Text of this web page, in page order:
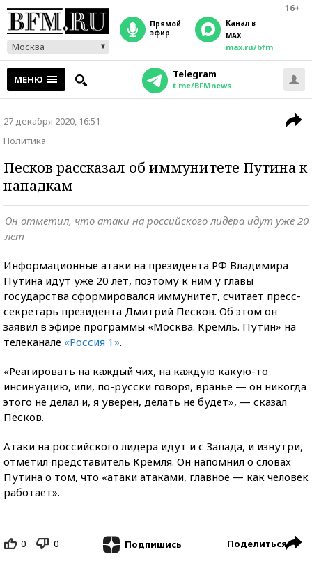
16+
Москва
прямой
эфир
Канал в
MAX
max.ru/bfm
МЕНЮ Telegram
t.me/BFMnews
27 декабря 2020, 16:51
Политика
Песков рассказал об иммунитете Путина к
нападкам
Он отметил, что атаки на российского лидера идут уже 20
лет
Информационные атаки на президента РФ Владимира
Путина идут уже 20 лет, поэтому к ним у главы
государства сформировался иммунитет, считает пресс-
секретарь президента Дмитрий Песков. Об этом он
заявил в эфире программы «Москва. Кремль. Путин» на
телеканале «Россия 1».
«Реагировать на каждый чих, на каждую какую-то
инсинуацию, или, по-русски говоря, вранье — он никогда
этого не делал и, я уверен, делать не будет», — сказал
Песков.
Атаки на российского лидера идут и с Запада, и изнутри,
отметил представитель Кремля. Он напомнил о словах
Путина о том, что «атаки атаками, главное — как человек
работает».
0 0 Подпишись Поделиться